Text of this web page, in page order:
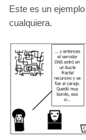
Este es un
cualquiera.